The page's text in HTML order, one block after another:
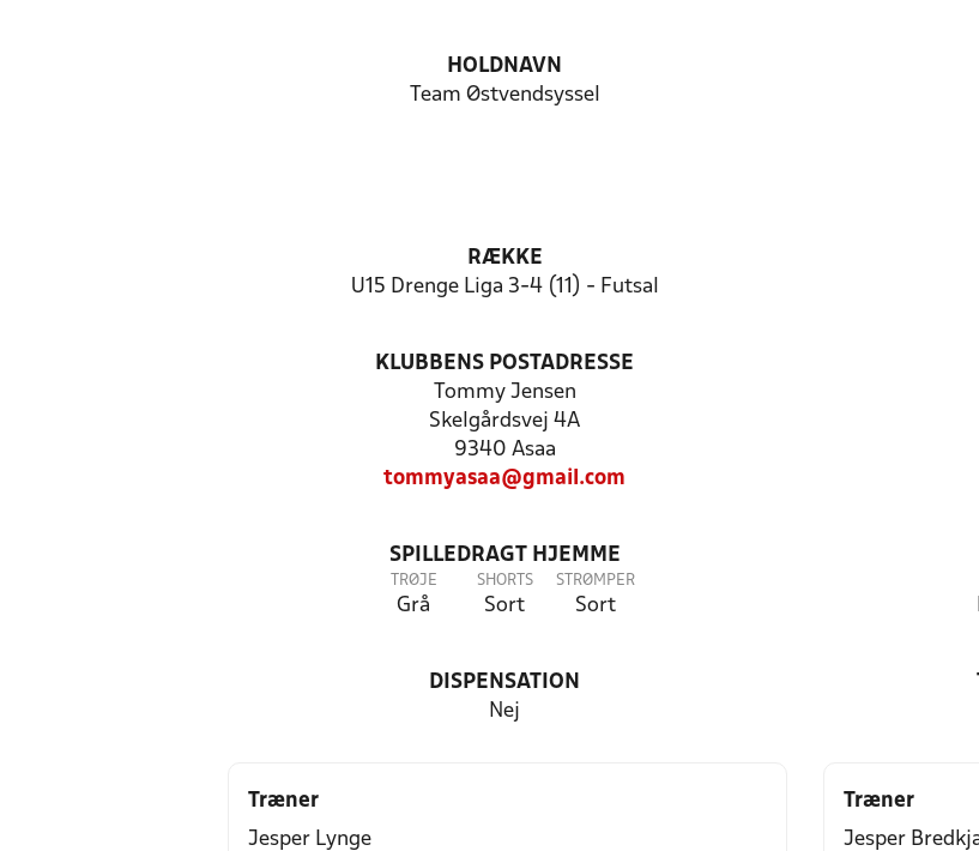
HOLDNAVN
Team Østvendsyssel
RÆKKE
U15 Drenge Liga 3-4 (11) - Futsal
KLUBBENS POSTADRESSE
Tommy Jensen
Skelgårdsvej 4A
9340 Asaa
tommyasaa@gmail.com
SPILLEDRAGT HJEMME
TRØJE
Grå
SHORTS
Sort
STRØMPER
Sort
DISPENSATION
Nej
Træner
Jesper Lynge
Træner
Jesper